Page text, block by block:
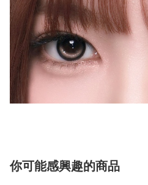
你可能感興趣的商品